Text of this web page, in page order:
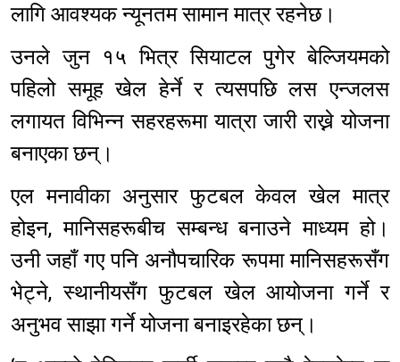
लागि आवश्यक न्यूनतम सामान मात्र रहनेछ।
उनले जुन १५ भित्र सियाटल पुगेर बेल्जियमको
पहिलो समूह खेल हेर्ने र त्यसपछि लस एन्जलस
लगायत विभिन्न सहरहरूमा यात्रा जारी राख्ने योजना
बनाएका छन्।
एल मनावीका अनुसार फुटबल केवल खेल मात्र
होइन, मानिसहरूबीच सम्बन्ध बनाउने माध्यम हो।
उनी जहाँ गए पनि अनौपचारिक रूपमा मानिसहरूसँग
भेट्ने, स्थानीयसँग फुटबल खेल आयोजना गर्ने र
अनुभव साझा गर्ने योजना बनाइरहेका छन्।